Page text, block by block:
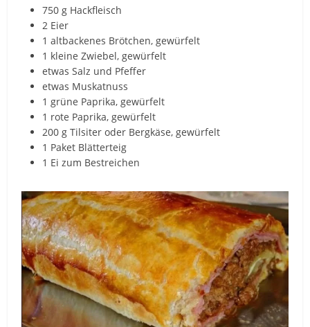
750 g Hackfleisch
2 Eier
1 altbackenes Brötchen, gewürfelt
1 kleine Zwiebel, gewürfelt
etwas Salz und Pfeffer
etwas Muskatnuss
1 grüne Paprika, gewürfelt
1 rote Paprika, gewürfelt
200 g Tilsiter oder Bergkäse, gewürfelt
1 Paket Blätterteig
1 Ei zum Bestreichen